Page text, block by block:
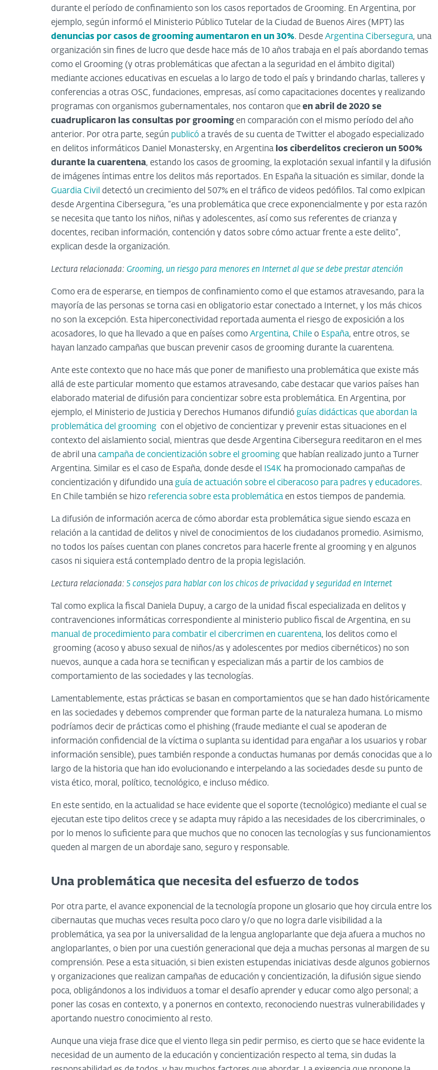
durante el período de confinamiento son los casos reportados de Grooming. En Argentina, por
ejemplo, según informó el Ministerio Público Tutelar de la Ciudad de Buenos Aires (MPT) las
denuncias por casos de grooming aumentaron en un 30%. Desde Argentina Cibersegura, una
organización sin fines de lucro que desde hace más de 10 años trabaja en el país abordando temas
como el Grooming (y otras problemáticas que afectan a la seguridad en el ámbito digital)
mediante acciones educativas en escuelas a lo largo de todo el país y brindando charlas, talleres y
conferencias a otras OSC, fundaciones, empresas, así como capacitaciones docentes y realizando
programas con organismos gubernamentales, nos contaron que en abril de 2020 se
cuadruplicaron las consultas por grooming en comparación con el mismo período del año
anterior. Por otra parte, según publicó a través de su cuenta de Twitter el abogado especializado
en delitos informáticos Daniel Monastersky, en Argentina los ciberdelitos crecieron un 500%
durante la cuarentena, estando los casos de grooming, la explotación sexual infantil y la difusión
de imágenes íntimas entre los delitos más reportados. En España la situación es similar, donde la
Guardia Civil detectó un crecimiento del 507% en el tráfico de videos pedófilos. Tal como exlpican
desde Argentina Cibersegura, “es una problemática que crece exponencialmente y por esta razón
se necesita que tanto los niños, niñas y adolescentes, así como sus referentes de crianza y
docentes, reciban información, contención y datos sobre cómo actuar frente a este delito”,
explican desde la organización.
Lectura relacionada: Grooming, un riesgo para menores en Internet al que se debe prestar atención
Como era de esperarse, en tiempos de confinamiento como el que estamos atravesando, para la
mayoría de las personas se torna casi en obligatorio estar conectado a Internet, y los más chicos
no son la excepción. Esta hiperconectividad reportada aumenta el riesgo de exposición a los
acosadores, lo que ha llevado a que en países como Argentina, Chile o España, entre otros, se
hayan lanzado campañas que buscan prevenir casos de grooming durante la cuarentena.
Ante este contexto que no hace más que poner de manifiesto una problemática que existe más
allá de este particular momento que estamos atravesando, cabe destacar que varios países han
elaborado material de difusión para concientizar sobre esta problemática. En Argentina, por
ejemplo, el Ministerio de Justicia y Derechos Humanos difundió guías didácticas que abordan la
problemática del grooming con el objetivo de concientizar y prevenir estas situaciones en el
contexto del aislamiento social, mientras que desde Argentina Cibersegura reeditaron en el mes
de abril una campaña de concientización sobre el grooming que habían realizado junto a Turner
Argentina. Similar es el caso de España, donde desde el IS4K ha promocionado campañas de
concientización y difundido una guía de actuación sobre el ciberacoso para padres y educadores.
En Chile también se hizo referencia sobre esta problemática en estos tiempos de pandemia.
La difusión de información acerca de cómo abordar esta problemática sigue siendo escaza en
relación a la cantidad de delitos y nivel de conocimientos de los ciudadanos promedio. Asimismo,
no todos los países cuentan con planes concretos para hacerle frente al grooming y en algunos
casos ni siquiera está contemplado dentro de la propia legislación.
Lectura relacionada: 5 consejos para hablar con los chicos de privacidad y seguridad en Internet
Tal como explica la fiscal Daniela Dupuy, a cargo de la unidad fiscal especializada en delitos y
contravenciones informáticas correspondiente al ministerio publico fiscal de Argentina, en su
manual de procedimiento para combatir el cibercrimen en cuarentena, los delitos como el
grooming (acoso y abuso sexual de niños/as y adolescentes por medios cibernéticos) no son
nuevos, aunque a cada hora se tecnifican y especializan más a partir de los cambios de
comportamiento de las sociedades y las tecnologías.
Lamentablemente, estas prácticas se basan en comportamientos que se han dado históricamente
en las sociedades y debemos comprender que forman parte de la naturaleza humana. Lo mismo
podríamos decir de prácticas como el phishing (fraude mediante el cual se apoderan de
información confidencial de la víctima o suplanta su identidad para engañar a los usuarios y robar
información sensible), pues también responde a conductas humanas por demás conocidas que a lo
largo de la historia que han ido evolucionando e interpelando a las sociedades desde su punto de
vista ético, moral, político, tecnológico, e incluso médico.
En este sentido, en la actualidad se hace evidente que el soporte (tecnológico) mediante el cual se
ejecutan este tipo delitos crece y se adapta muy rápido a las necesidades de los cibercriminales, o
por lo menos lo suficiente para que muchos que no conocen las tecnologías y sus funcionamientos
queden al margen de un abordaje sano, seguro y responsable.
Una problemática que necesita del esfuerzo de todos
Por otra parte, el avance exponencial de la tecnología propone un glosario que hoy circula entre los
cibernautas que muchas veces resulta poco claro y/o que no logra darle visibilidad a la
problemática, ya sea por la universalidad de la lengua angloparlante que deja afuera a muchos no
angloparlantes, o bien por una cuestión generacional que deja a muchas personas al margen de su
comprensión. Pese a esta situación, si bien existen estupendas iniciativas desde algunos gobiernos
y organizaciones que realizan campañas de educación y concientización, la difusión sigue siendo
poca, obligándonos a los individuos a tomar el desafío aprender y educar como algo personal; a
poner las cosas en contexto, y a ponernos en contexto, reconociendo nuestras vulnerabilidades y
aportando nuestro conocimiento al resto.
Aunque una vieja frase dice que el viento llega sin pedir permiso, es cierto que se hace evidente la
necesidad de un aumento de la educación y concientización respecto al tema, sin dudas la